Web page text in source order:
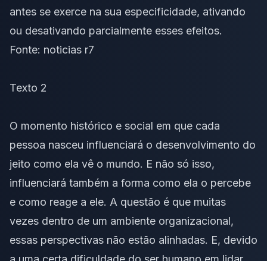
antes se exerce na sua especificidade, ativando
ou desativando parcialmente esses efeitos.
Fonte: noticias r7
Texto 2
O momento histórico e social em que cada
pessoa nasceu influenciará o desenvolvimento do
jeito como ela vê o mundo. E não só isso,
influenciará também a forma como ela o percebe
e como reage a ele. A questão é que muitas
vezes dentro de um ambiente organizacional,
essas perspectivas não estão alinhadas. E, devido